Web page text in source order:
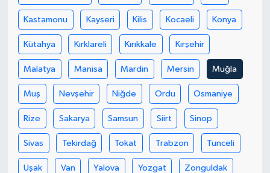
Kastamonu Kayseri Kilis Kocaeli Konya
Kütahya Kırklareli Kırıkkale Kırşehir
Malatya Manisa Mardin Mersin Muğla
Muş Nevşehir Niğde Ordu Osmaniye
Rize Sakarya Samsun Siirt Sinop
Sivas Tekirdağ Tokat Trabzon Tunceli
Uşak Van Yalova Yozgat Zonguldak